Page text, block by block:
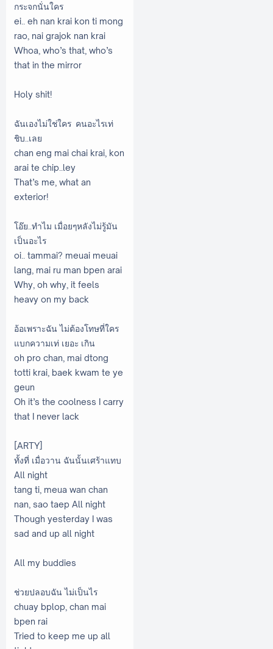
กระจกนั่นใคร
ei.. eh nan krai kon ti mong
rao, nai grajok nan krai
Whoa, who’s that, who’s
that in the mirror
Holy shit!
ฉันเองไม่ใช่ใคร คนอะไรเท่
ชิบ..เลย
chan eng mai chai krai, kon
arai te chip..ley
That’s me, what an
exterior!
โอ๊ย..ทำไม เมื่อยๆหลังไม่รู้มัน
เป็นอะไร
oi.. tammai? meuai meuai
lang, mai ru man bpen arai
Why, oh why, it feels
heavy on my back
อ้อเพราะฉัน ไม่ต้องโทษที่ใคร
แบกความเท่ เยอะ เกิน
oh pro chan, mai dtong
totti krai, baek kwam te ye
geun
Oh it’s the coolness I carry
that I never lack
[ARTY]
ทั้งที่ เมื่อวาน ฉันนั้นเศร้าแทบ
All night
tang ti, meua wan chan
nan, sao taep All night
Though yesterday I was
sad and up all night
All my buddies
ช่วยปลอบฉัน ไม่เป็นไร
chuay bplop, chan mai
bpen rai
Tried to keep me up all